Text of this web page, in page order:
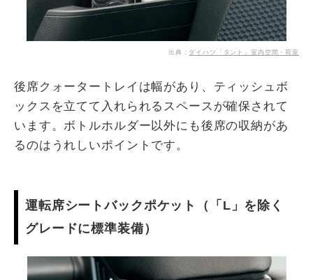
出典： ダイハツ「タント」室内空間・荷室
後席クォータートレイは幅があり、ティッシュボ
ックスを立てて入れられるスペースが確保されて
います。ボトルホルダー以外にも後席の収納があ
るのはうれしいポイントです。
運転席シートバックポケット（「L」を除く
グレードに標準装備）